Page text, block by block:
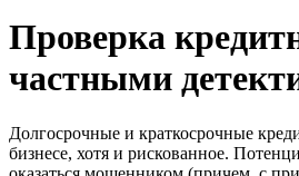
Проверка
частными
Долгосрочные и краткосрочные
бизнесе, хотя и рискованное.